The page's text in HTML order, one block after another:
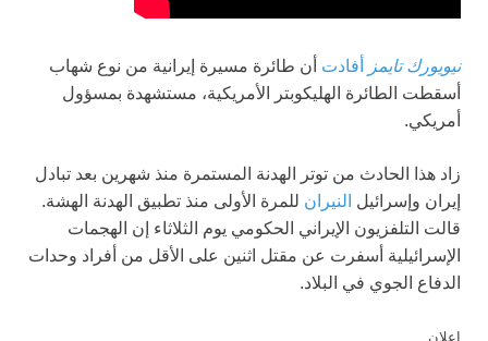
نيويورك تايمز أفادت أن طائرة مسيرة إيرانية من نوع شهاب
أسقطت الطائرة الهليكوبتر الأمريكية، مستشهدة بمسؤول
أمريكي.
زاد هذا الحادث من توتر الهدنة المستمرة منذ شهرين بعد تبادل
إيران وإسرائيل النيران للمرة الأولى منذ تطبيق الهدنة الهشة.
قالت التلفزيون الإيراني الحكومي يوم الثلاثاء إن الهجمات
الإسرائيلية أسفرت عن مقتل اثنين على الأقل من أفراد وحدات
الدفاع الجوي في البلاد.
إعلان